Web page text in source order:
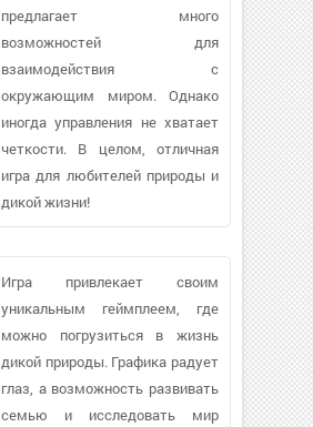
предлагает много
возможностей для
взаимодействия с
окружающим миром. Однако
иногда управления не хватает
четкости. В целом, отличная
игра для любителей природы и
дикой жизни!
Игра привлекает своим
уникальным геймплеем, где
можно погрузиться в жизнь
дикой природы. Графика радует
глаз, а возможность развивать
семью и исследовать мир